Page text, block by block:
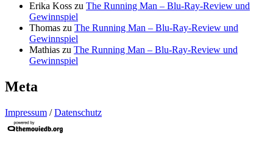
Erika Koss zu The Running Man – Blu-Ray-Review und
Gewinnspiel
Thomas zu The Running Man – Blu-Ray-Review und
Gewinnspiel
Mathias zu The Running Man – Blu-Ray-Review und
Gewinnspiel
Meta
Impressum /Datenschutz